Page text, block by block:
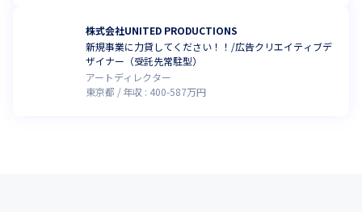
株式会社UNITED PRODUCTIONS
新規事業に力貸してください！！/広告クリエイティブデ
ザイナー（受託先常駐型）
アートディレクター
東京都
年収 : 400-587万円